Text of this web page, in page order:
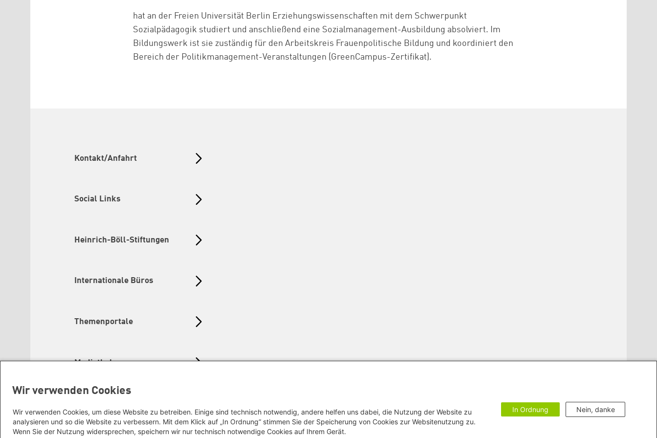
hat an der Freien Universität Berlin Erziehungswissenschaften mit dem Schwerpunkt
Sozialpädagogik studiert und anschließend eine Sozialmanagement-Ausbildung absolviert. Im
Bildungswerk ist sie zuständig für den Arbeitskreis Frauenpolitische Bildung und koordiniert den
Bereich der Politikmanagement-Veranstaltungen (GreenCampus-Zertifikat).
Kontakt/Anfahrt
Social Links
Heinrich-Böll-Stiftungen
Internationale Büros
Themenportale
Mediatheken
Wir verwenden Cookies
Wir verwenden Cookies, um diese Website zu betreiben. Einige sind technisch notwendig, andere helfen uns dabei, die Nutzung der Website zu
analysieren und so die Website zu verbessern. Mit dem Klick auf „In Ordnung“ stimmen Sie der Speicherung von Cookies zur Websitenutzung zu.
Wenn Sie der Nutzung widersprechen, speichern wir nur technisch notwendige Cookies auf Ihrem Gerät.
In Ordnung Nein, danke